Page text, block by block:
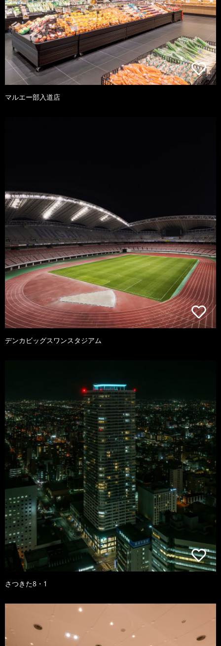
マルエー部入道店
デンカビッグスワンスタジアム
さつきた8・1